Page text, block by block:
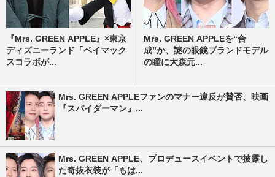
『Mrs. GREEN APPLE』×東京
ディズニーランド「ベイマック
スコラボが...
Mrs. GREEN APPLEを“合
成”か、謎の眼鏡ブランドモデル
の瞳に大森元...
Mrs. GREEN APPLEファンのマナー違反が賛否、映画
『スパイダーマン』...
Mrs. GREEN APPLE、プロデュースイベントで披露し
た奇抜衣装が「もは...